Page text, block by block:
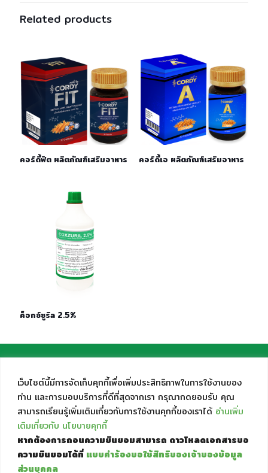
เว็บไซต์นี้มีการจัดเก็บคุกกี้เพื่อเพิ่มประสิทธิภาพในการใช้งานของ
ท่าน และการมอบบริการที่ดีที่สุดจากเรา กรุณากดยอมรับ คุณ
สามารถเรียนรู้เพิ่มเติมเกี่ยวกับการใช้งานคุกกี้ของเราได้ อ่านเพิ่ม
เติมเกี่ยวกับ นโยบายคุกกี้
หากต้องการถอนความยินยอมสามารถ ดาวโหลดเอกสารขอ
ความยินยอมได้ที่ แบบคำร้องขอใช้สิทธิของเจ้าของข้อมูล
ส่วนบุคคล
Related products
คอร์ดี้ฟิต ผลิตภัณฑ์เสริมอาหาร คอร์ดี้เอ ผลิตภัณฑ์เสริมอาหาร
ค็อกซ์ซูริล 2.5%
วันและเวลาทำการ
วันจันทร์ - วันศุกร์
ตำแหน่งที่ตั้ง
ที่อยู่เลขที่ 333/12-13 หมู่ 9
ติดต่อได้ที่
(662) 964 4912-4
(662) 964 4915